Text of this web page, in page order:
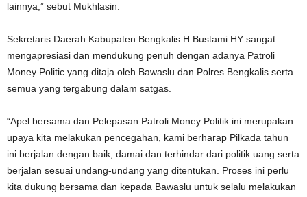
lainnya,” sebut Mukhlasin.
Sekretaris Daerah Kabupaten Bengkalis H Bustami HY sangat
mengapresiasi dan mendukung penuh dengan adanya Patroli
Money Politic yang ditaja oleh Bawaslu dan Polres Bengkalis serta
semua yang tergabung dalam satgas.
“Apel bersama dan Pelepasan Patroli Money Politik ini merupakan
upaya kita melakukan pencegahan, kami berharap Pilkada tahun
ini berjalan dengan baik, damai dan terhindar dari politik uang serta
berjalan sesuai undang-undang yang ditentukan. Proses ini perlu
kita dukung bersama dan kepada Bawaslu untuk selalu melakukan